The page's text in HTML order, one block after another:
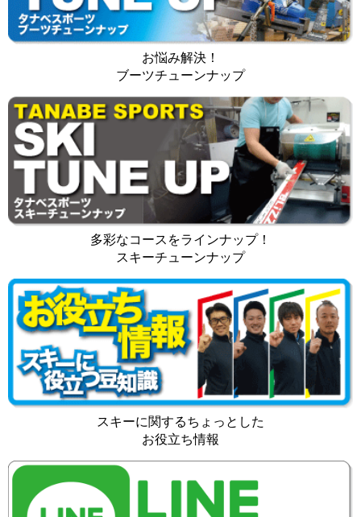
お悩み解決！
ブーツチューンナップ
多彩なコースをラインナップ！
スキーチューンナップ
スキーに関するちょっとした
お役立ち情報